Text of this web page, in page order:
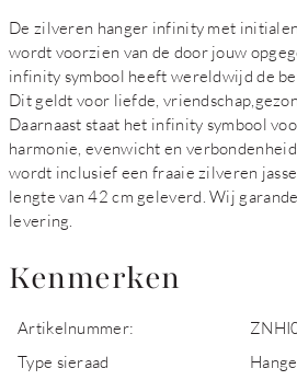
De zilveren hanger infinity met
wordt voorzien van de door jouw
infinity symbool heeft wereldwijd de
Dit geldt voor liefde,
Daarnaast staat het infinity symbool
harmonie, evenwicht en
wordt inclusief een fraaie zilveren
lengte van 42 cm geleverd. Wij
levering.
Kenmerken
Artikelnummer:
Type sieraad